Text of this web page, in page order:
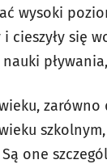
wysoki
i cieszyły
one